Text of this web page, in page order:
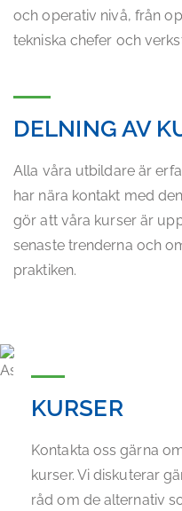
och operativ nivå, från
tekniska chefer och
DELNING AV
Alla våra utbildare är
har nära kontakt med
gör att våra kurser är
senaste trenderna och
praktiken.
KURSER
Kontakta oss gärna
kurser. Vi diskuterar
råd om de alternativ